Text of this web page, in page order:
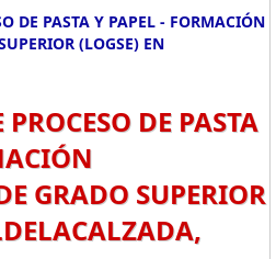
DE PASTA Y PAPEL - FORMACIÓN
(LOGSE) EN
DE PASTA
GRADO SUPERIOR